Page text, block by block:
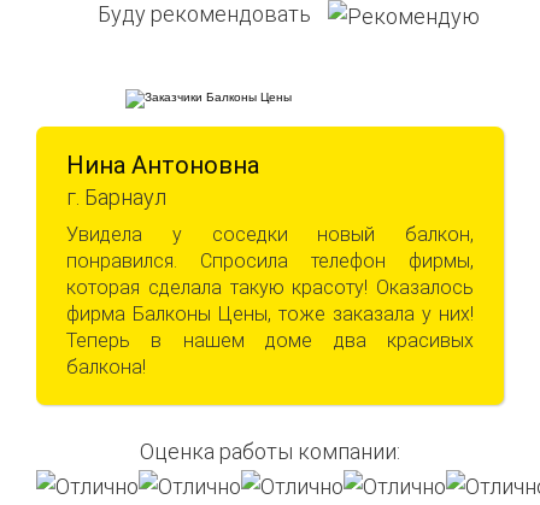
Буду рекомендовать
Нина Антоновна
г. Барнаул
Увидела у соседки новый балкон,
понравился. Спросила телефон фирмы,
которая сделала такую красоту! Оказалось
фирма Балконы Цены, тоже заказала у них!
Теперь в нашем доме два красивых
балкона!
Оценка работы компании: